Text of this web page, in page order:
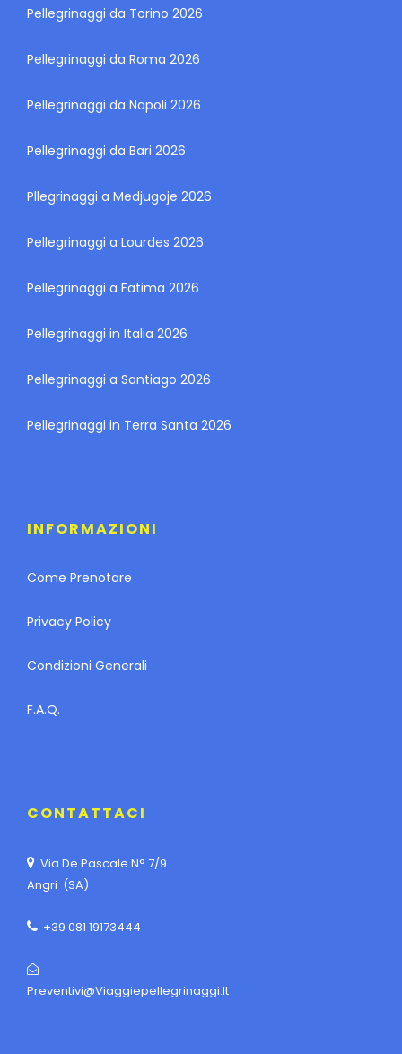
Pellegrinaggi da Torino 2026
Pellegrinaggi da Roma 2026
Pellegrinaggi da Napoli 2026
Pellegrinaggi da Bari 2026
Pllegrinaggi a Medjugoje 2026
Pellegrinaggi a Lourdes 2026
Pellegrinaggi a Fatima 2026
Pellegrinaggi in Italia 2026
Pellegrinaggi a Santiago 2026
Pellegrinaggi in Terra Santa 2026
INFORMAZIONI
Come Prenotare
Privacy Policy
Condizioni Generali
F.A.Q.
CONTATTACI
Via De Pascale N° 7/9
Angri (SA)
+39 081 19173444
Preventivi@viaggiepellegrinaggi.it